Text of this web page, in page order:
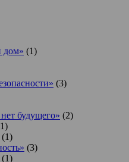
дом» (1)
(3)
будущего» (2)
(1)
(3)
(1)